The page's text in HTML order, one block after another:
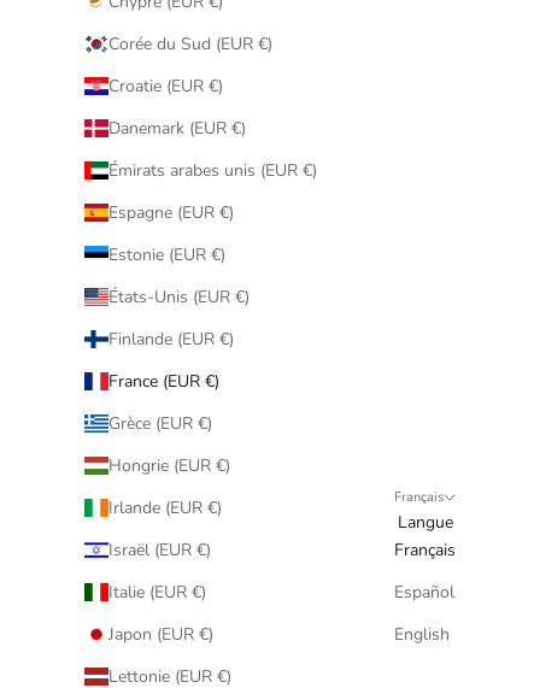
Corée du Sud (EUR €)
Croatie (EUR €)
Danemark (EUR €)
Émirats arabes unis (EUR €)
Espagne (EUR €)
Estonie (EUR €)
États-Unis (EUR €)
Finlande (EUR €)
France (EUR €)
Grèce (EUR €)
Hongrie (EUR €)
Irlande (EUR €)
Israël (EUR €)
Italie (EUR €)
Japon (EUR €)
Lettonie (EUR €)
Français
Langue
Français
Español
English